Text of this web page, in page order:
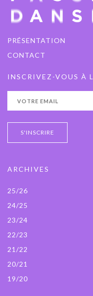
PRÉSENTATION
CONTACT
INSCRIVEZ-VOUS À
ARCHIVES
25/26
24/25
23/24
22/23
21/22
20/21
19/20